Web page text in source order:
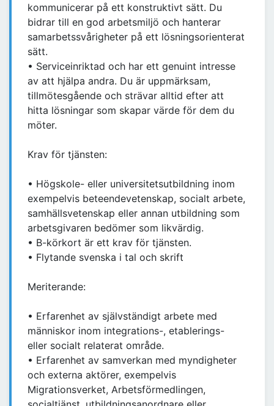
kommunicerar på ett konstruktivt sätt. Du
bidrar till en god arbetsmiljö och hanterar
samarbetssvårigheter på ett lösningsorienterat
sätt.
• Serviceinriktad och har ett genuint intresse
av att hjälpa andra. Du är uppmärksam,
tillmötesgående och strävar alltid efter att
hitta lösningar som skapar värde för dem du
möter.
Krav för tjänsten:
• Högskole- eller universitetsutbildning inom
exempelvis beteendevetenskap, socialt arbete,
samhällsvetenskap eller annan utbildning som
arbetsgivaren bedömer som likvärdig.
• B-körkort är ett krav för tjänsten.
• Flytande svenska i tal och skrift
Meriterande:
• Erfarenhet av självständigt arbete med
människor inom integrations-, etablerings-
eller socialt relaterat område.
• Erfarenhet av samverkan med myndigheter
och externa aktörer, exempelvis
Migrationsverket, Arbetsförmedlingen,